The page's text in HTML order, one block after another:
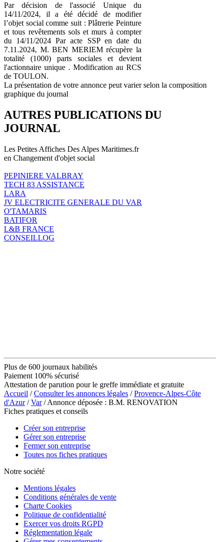
Par décision de l'associé Unique du
14/11/2024, il a été décidé de modifier
l’objet social comme suit : Plâtrerie Peinture
et tous revêtements sols et murs à compter
du 14/11/2024 Par acte SSP en date du
7.11.2024, M. BEN MERIEM récupère la
totalité (1000) parts sociales et devient
l'actionnaire unique . Modification au RCS
de TOULON.
La présentation de votre annonce peut varier selon la composition
graphique du journal
AUTRES PUBLICATIONS DU
JOURNAL
Les Petites Affiches Des Alpes Maritimes.fr
en Changement d'objet social
PEPINIERE VALBRAY
TECH 83 ASSISTANCE
LARA
JV ELECTRICITE GENERALE DU VAR
O'TAMARIS
BATIFOR
L&B FRANCE
CONSEILLOG
Plus de 600 journaux habilités
Paiement 100% sécurisé
Attestation de parution pour le greffe immédiate et gratuite
Accueil /Consulter les annonces légales /Provence-Alpes-Côte
d'Azur/Var/ Annonce déposée : B.M. RENOVATION
Fiches pratiques et conseils
Créer son entreprise
Gérer son entreprise
Fermer son entreprise
Toutes nos fiches pratiques
Notre société
Mentions légales
Conditions générales de vente
Charte Cookies
Politique de confidentialité
Exercer vos droits RGPD
Réglementation légale